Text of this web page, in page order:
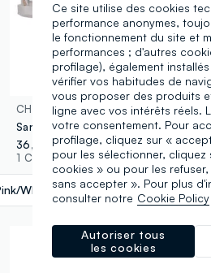
CHICCO
Sandales multicolores avec détails floraux pour fille
36,95 €
1 Couleurs
White label.selectsize
2
Ce site utilise des cookies
performance anonymes,
le fonctionnement du site et
performances ; d'autres
profilage), également
vérifier vos habitudes de
vous proposer des produits
ligne avec vos intérêts réels.
votre consentement. Pour
profilage, cliquez sur «
pour les sélectionner, cliquez
cookies » ou pour les
sans accepter ». Pour plus
consulter notre Cookie Policy
Autoriser tous
les cookies